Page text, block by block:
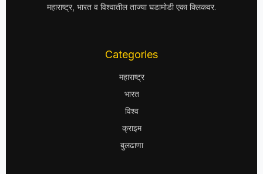
महाराष्ट्र, भारत व विश्वातील ताज्या घडामोडी एका क्लिकवर.
Categories
महाराष्ट्र
भारत
विश्व
क्राइम
बुलढाणा